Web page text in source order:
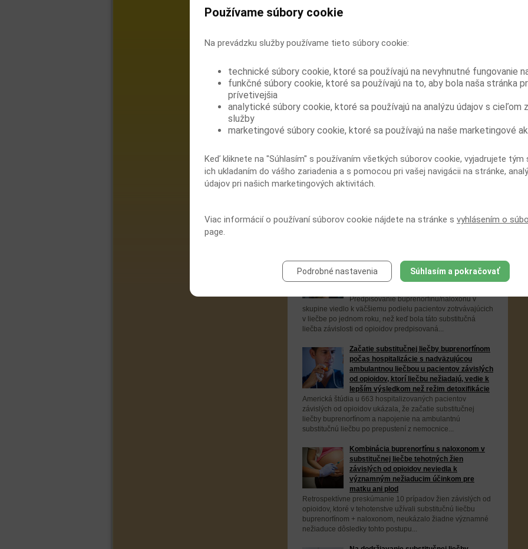
a novembrom 2011 testované séra väzňov z
13 ukrajinských väzníc krátko pred prepustením. Zo 402
Vyššia cena buprenorfínu vo väzení
dokladá jeho vyššiu zneužiteľnosť oproti
Vzhľadom na dôkazy o zneužívaní
správy z mimoväzenského prostredia, že kombinácia
Užívanie injekčných drog a delenie sa o
ihly je u HIV pozitívnych väzňov kriticky
vysoké
vysokú mieru užívania injekčných drog vo väzení a
Skupinová liečba
buprenorfínom/naloxonom môže zlepšiť
dodržiavanie substitučnej liečby závislosti
Predpisovanie buprenorfínu/naloxonu v
skupine viedlo k väčšiemu podielu pacientov zotrvávajúcich
v liečbe po jednom roku, než keď bola táto substitučná
liečba závislosti od opioidov predpisovaná...
Začatie substitučnej liečby buprenorfínom
počas hospitalizácie s nadväzujúcou
ambulantnou liečbou u pacientov závislých
od opioidov, ktorí liečbu nežiadajú, vedie k
lepším výsledkom než režim detoxifikácie
Americká štúdia u 663 hospitalizovaných pacientov
závislých od opioidov ukázala, že začatie substitučnej
liečby buprenorfínom a napojenie na ambulantnú
substitučnú liečbu po prepustení z nemocnice...
Kombinácia buprenorfínu s naloxonom v
substitučnej liečbe tehotných žien
závislých od opioidov neviedla k
významným nežiaducim účinkom pre
matku ani plod
Retrospektívne preskúmanie 10 prípadov žien závislých od
opioidov, ktoré v tehotenstve užívali substitučnú liečbu
buprenorfínom + naloxonom, neukázalo žiadne významné
nežiaduce dôsledky tohto postupu...
Používame súbory cookie
Na prevádzku služby používame tieto súbory cookie:
technické súbory cookie, ktoré sa používajú na nevyhnutné fungovanie
funkčné súbory cookie, ktoré sa používajú na to, aby bola naša stránka
prívetivejšia
analytické súbory cookie, ktoré sa používajú na analýzu údajov s cieľom
služby
marketingové súbory cookie, ktoré sa používajú na naše marketingové
Keď kliknete na "Súhlasím" s používaním všetkých súborov cookie, vyjadrujete tým
ich ukladaním do vášho zariadenia a s pomocou pri vašej navigácii na stránke,
údajov pri našich marketingových aktivitách.
Viac informácií o používaní súborov cookie nájdete na stránke s vyhlásením o
page.
Podrobné nastavenia Súhlasím a pokračovať